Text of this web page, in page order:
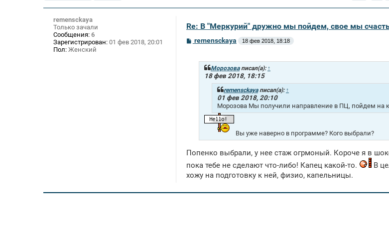
remensckaya
Только зачали
Сообщения: 6
Зарегистрирован: 01 фев 2018, 20:01
Пол: Женский
Re: В "Меркурий" дружно мы пойдем, свое мы
Сremensckaya 18 фев 2018, 18:18
Морозоваписал(а): ↑
18 фев 2018, 18:15
remensckayaписал(а): ↑
01 фев 2018, 20:10
Морозова Мы получили направление в ПЦ, пойдем на
Вы уже наверно в программе? Кого выбрали?
Попенко выбрали, у нее стаж огрмоный. Короче я в
пока тебе не сделают что-либо! Капец какой-то.
В
хожу на подготовку к ней, физио, капельницы.